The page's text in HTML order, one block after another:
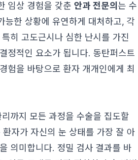
임상 경험을 갖춘 안과 전문의 는 수
능한 상황에 유연하게 대처하고, 각
히 고도근시나 심한 난시를 가진
정적인 요소가 됩니다. 동탄퍼스트
험을 바탕으로 환자 개개인에게 최
까지 모든 과정을 수술을 집도할
자가 자신의 눈 상태를 가장 잘 아
의미합니다. 정밀 검사 결과를 바